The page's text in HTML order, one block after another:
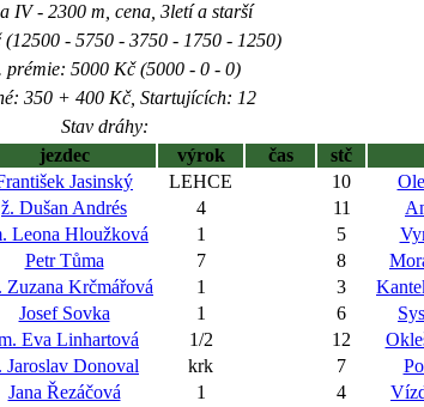
IV - 2300 m, cena, 3letí a starší
(12500 - 5750 - 3750 - 1750 - 1250)
prémie: 5000 Kč (5000 - 0 - 0)
350 + 400 Kč, Startujících: 12
Stav dráhy:
jezdec výrok čas stč
Jasinský LEHCE 10
ž. Dušan Andrés 4 11
Leona Hloužková 1 5
Petr Tůma 7 8
Zuzana Krčmářová 1 3
Josef Sovka 1 6
Eva Linhartová 1/2 12
Jaroslav Donoval krk 7
Jana Řezáčová 1 4